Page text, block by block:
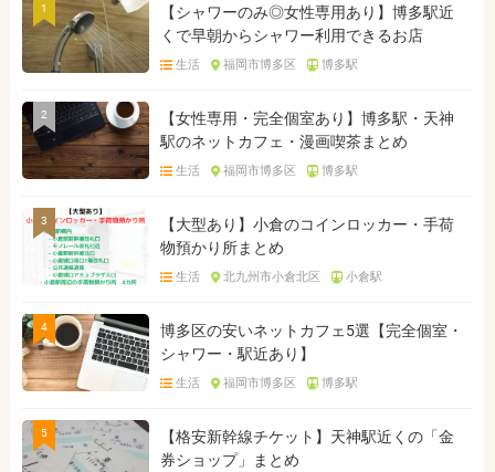
1
【シャワーのみ◎女性専用あり】博多駅近
くで早朝からシャワー利用できるお店
生活 福岡市博多区 博多駅
2
【女性専用・完全個室あり】博多駅・天神
駅のネットカフェ・漫画喫茶まとめ
生活 福岡市博多区 博多駅
3
【大型あり】小倉のコインロッカー・手荷
物預かり所まとめ
生活 北九州市小倉北区 小倉駅
4
博多区の安いネットカフェ5選【完全個室・
シャワー・駅近あり】
生活 福岡市博多区 博多駅
5
【格安新幹線チケット】天神駅近くの「金
券ショップ」まとめ